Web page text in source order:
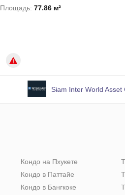
Площадь: 77.86 м²
Siam Inter World Asset
Кондо на Пхукете
Кондо в Паттайе
Кондо в Бангкоке